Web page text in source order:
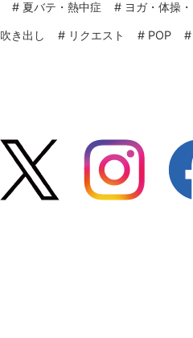
# 夏バテ・熱中症 # ヨガ・体操
吹き出し # リクエスト # POP #